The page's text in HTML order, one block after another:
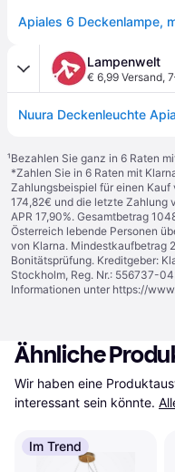
Lampenwelt
€ 6,99 Versand,
¹Bezahlen Sie ganz in 6 Raten
*Zahlen Sie in 6 Raten mit
Zahlungsbeispiel für einen
174,82€ und die letzte Zahlung
APR 17,90%. Gesamtbetrag
Österreich lebende Personen
von Klarna. Mindestkaufbetrag
Bonitätsprüfung. Kreditgeber:
Stockholm, Reg. Nr.: 556737-
Informationen unter https://
Ähnliche
Wir haben eine
interessant sein könnte.
Im Trend